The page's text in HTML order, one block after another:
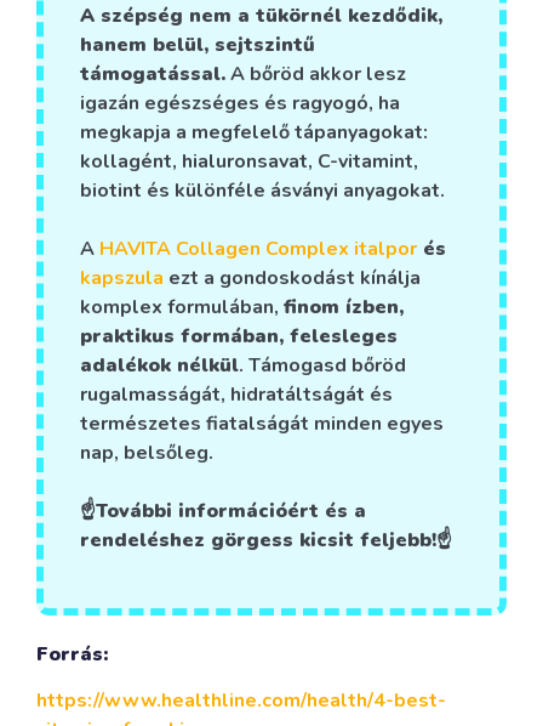
A szépség nem a tükörnél kezdődik,
hanem belül, sejtszintű
támogatással.A bőröd akkor lesz
igazán egészséges és ragyogó, ha
megkapja a megfelelő tápanyagokat:
kollagént, hialuronsavat, C-vitamint,
biotint és különféle ásványi anyagokat.
A HAVITA Collagen Complex italpor és
kapszula ezt a gondoskodást kínálja
komplex formulában, finom ízben,
praktikus formában, felesleges
adalékok nélkül. Támogasd bőröd
rugalmasságát, hidratáltságát és
természetes fiatalságát minden egyes
nap, belsőleg.
☝️További információért és a
rendeléshez görgess kicsit feljebb!☝️
Forrás:
https://www.healthline.com/health/4-best-